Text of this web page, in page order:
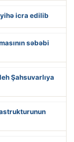
icra edilib
səbəbi
Şahsuvarlıya